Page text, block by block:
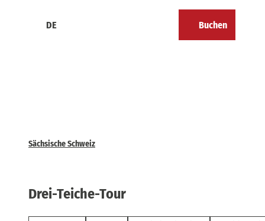
DE Buchen
Sächsische Schweiz
Drei-Teiche-Tour